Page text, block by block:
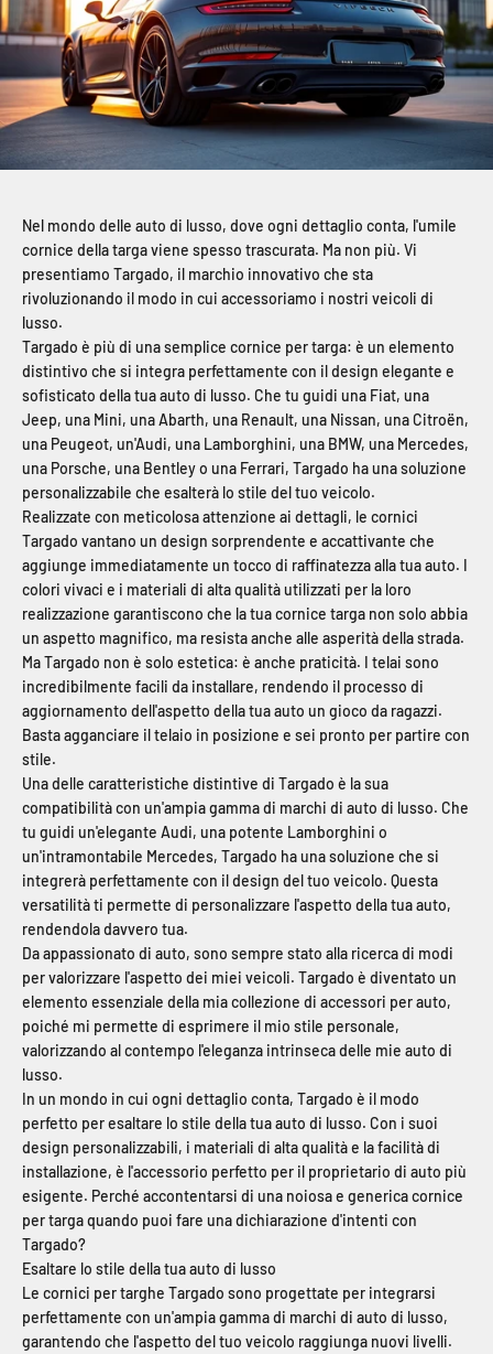
Nel mondo delle auto di lusso, dove ogni dettaglio conta, l'umile
cornice della targa viene spesso trascurata. Ma non più. Vi
presentiamo Targado, il marchio innovativo che sta
rivoluzionando il modo in cui accessoriamo i nostri veicoli di
lusso.
Targado è più di una semplice cornice per targa: è un elemento
distintivo che si integra perfettamente con il design elegante e
sofisticato della tua auto di lusso. Che tu guidi una Fiat, una
Jeep, una Mini, una Abarth, una Renault, una Nissan, una Citroën,
una Peugeot, un'Audi, una Lamborghini, una BMW, una Mercedes,
una Porsche, una Bentley o una Ferrari, Targado ha una soluzione
personalizzabile che esalterà lo stile del tuo veicolo.
Realizzate con meticolosa attenzione ai dettagli, le cornici
Targado vantano un design sorprendente e accattivante che
aggiunge immediatamente un tocco di raffinatezza alla tua auto. I
colori vivaci e i materiali di alta qualità utilizzati per la loro
realizzazione garantiscono che la tua cornice targa non solo abbia
un aspetto magnifico, ma resista anche alle asperità della strada.
Ma Targado non è solo estetica: è anche praticità. I ​​telai sono
incredibilmente facili da installare, rendendo il processo di
aggiornamento dell'aspetto della tua auto un gioco da ragazzi.
Basta agganciare il telaio in posizione e sei pronto per partire con
stile.
Una delle caratteristiche distintive di Targado è la sua
compatibilità con un'ampia gamma di marchi di auto di lusso. Che
tu guidi un'elegante Audi, una potente Lamborghini o
un'intramontabile Mercedes, Targado ha una soluzione che si
integrerà perfettamente con il design del tuo veicolo. Questa
versatilità ti permette di personalizzare l'aspetto della tua auto,
rendendola davvero tua.
Da appassionato di auto, sono sempre stato alla ricerca di modi
per valorizzare l'aspetto dei miei veicoli. Targado è diventato un
elemento essenziale della mia collezione di accessori per auto,
poiché mi permette di esprimere il mio stile personale,
valorizzando al contempo l'eleganza intrinseca delle mie auto di
lusso.
In un mondo in cui ogni dettaglio conta, Targado è il modo
perfetto per esaltare lo stile della tua auto di lusso. Con i suoi
design personalizzabili, i materiali di alta qualità e la facilità di
installazione, è l'accessorio perfetto per il proprietario di auto più
esigente. Perché accontentarsi di una noiosa e generica cornice
per targa quando puoi fare una dichiarazione d'intenti con
Targado?
Esaltare lo stile della tua auto di lusso
Le cornici per targhe Targado sono progettate per integrarsi
perfettamente con un'ampia gamma di marchi di auto di lusso,
garantendo che l'aspetto del tuo veicolo raggiunga nuovi livelli.